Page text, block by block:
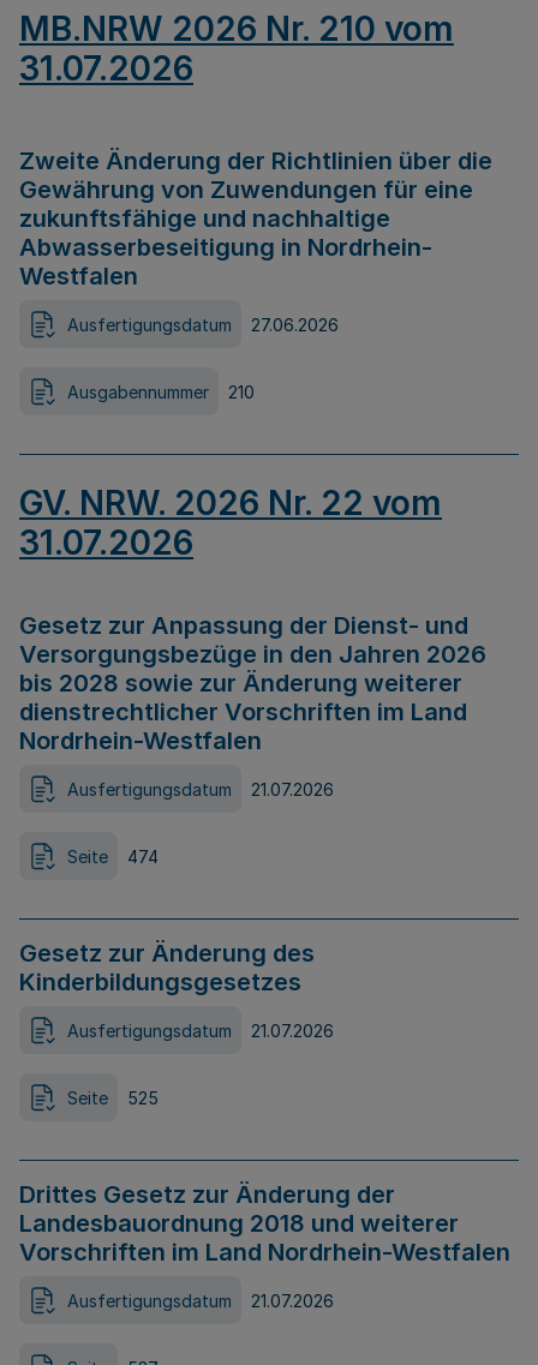
MB.NRW 2026 Nr. 210 vom
31.07.2026
Zweite Änderung der Richtlinien über die
Gewährung von Zuwendungen für eine
zukunftsfähige und nachhaltige
Abwasserbeseitigung in Nordrhein-
Westfalen
Ausfertigungsdatum 27.06.2026
Ausgabennummer 210
GV. NRW. 2026 Nr. 22 vom
31.07.2026
Gesetz zur Anpassung der Dienst- und
Versorgungsbezüge in den Jahren 2026
bis 2028 sowie zur Änderung weiterer
dienstrechtlicher Vorschriften im Land
Nordrhein-Westfalen
Ausfertigungsdatum 21.07.2026
Seite 474
Gesetz zur Änderung des
Kinderbildungsgesetzes
Ausfertigungsdatum 21.07.2026
Seite 525
Drittes Gesetz zur Änderung der
Landesbauordnung 2018 und weiterer
Vorschriften im Land Nordrhein-Westfalen
Ausfertigungsdatum 21.07.2026